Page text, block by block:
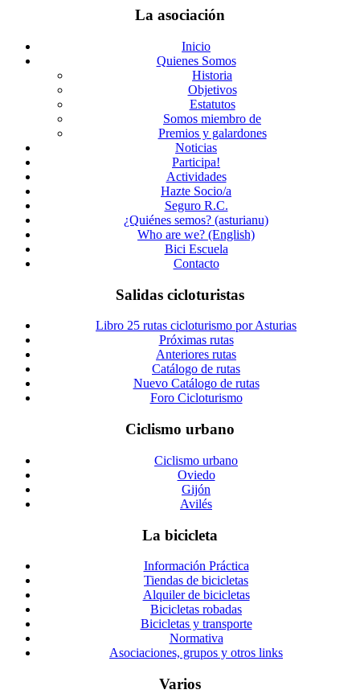
La asociación
Inicio
Quienes Somos
Historia
Objetivos
Estatutos
Somos miembro de
Premios y galardones
Noticias
Participa!
Actividades
Hazte Socio/a
Seguro R.C.
¿Quiénes semos? (asturianu)
Who are we? (English)
Bici Escuela
Contacto
Salidas cicloturistas
Libro 25 rutas cicloturismo por Asturias
Próximas rutas
Anteriores rutas
Catálogo de rutas
Nuevo Catálogo de rutas
Foro Cicloturismo
Ciclismo urbano
Ciclismo urbano
Oviedo
Gijón
Avilés
La bicicleta
Información Práctica
Tiendas de bicicletas
Alquiler de bicicletas
Bicicletas robadas
Bicicletas y transporte
Normativa
Asociaciones, grupos y otros links
Varios